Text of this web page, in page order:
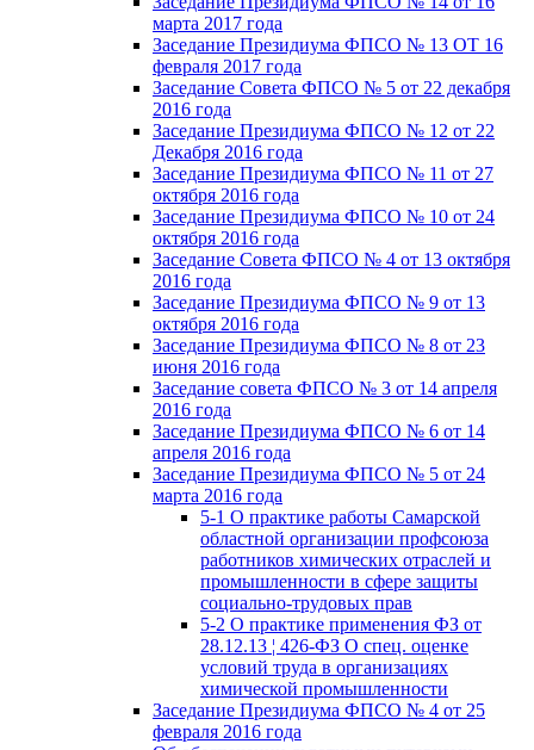
марта 2017 года
Заседание Президиума ФПСО № 13 ОТ 16
февраля 2017 года
Заседание Совета ФПСО № 5 от 22 декабря
2016 года
Заседание Президиума ФПСО № 12 от 22
Декабря 2016 года
Заседание Президиума ФПСО № 11 от 27
октября 2016 года
Заседание Президиума ФПСО № 10 от 24
октября 2016 года
Заседание Совета ФПСО № 4 от 13 октября
2016 года
Заседание Президиума ФПСО № 9 от 13
октября 2016 года
Заседание Президиума ФПСО № 8 от 23
июня 2016 года
Заседание совета ФПСО № 3 от 14 апреля
2016 года
Заседание Президиума ФПСО № 6 от 14
апреля 2016 года
Заседание Президиума ФПСО № 5 от 24
марта 2016 года
5-1 О практике работы Самарской
областной организации профсоюза
работников химических отраслей и
промышленности в сфере защиты
социально-трудовых прав
5-2 О практике применения ФЗ от
28.12.13 ¦ 426-ФЗ О спец. оценке
условий труда в организациях
химической промышленности
Заседание Президиума ФПСО № 4 от 25
февраля 2016 года